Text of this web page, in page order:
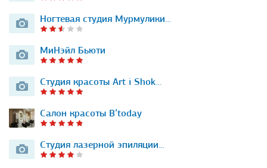
Ногтевая студия Мурмулики…
МиНэйл Бьюти
Студия красоты Art i Shok…
Салон красоты B’today
Студия лазерной эпиляции…